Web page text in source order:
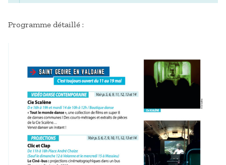
Programme détaillé :